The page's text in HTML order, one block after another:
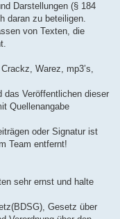
Darstellungen (§ 184
daran zu beteiligen.
von Texten, die
Warez, mp3’s,
das Veröffentlichen dieser
Quellenangabe
oder Signatur ist
Team entfernt!
sehr ernst und halte
Gesetz über